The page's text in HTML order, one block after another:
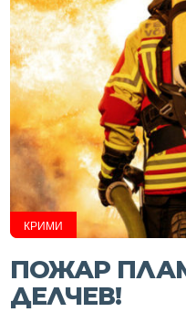
КРИМИ
ПОЖАР
ДЕЛЧЕВ!